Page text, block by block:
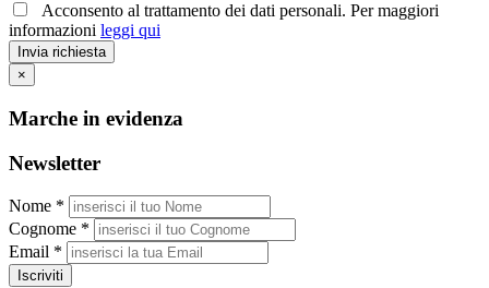
Acconsento al trattamento dei dati personali. Per maggiori
informazioni leggi qui
Invia richiesta
×
Marche in evidenza
Newsletter
Nome *
Cognome *
Email *
Iscriviti